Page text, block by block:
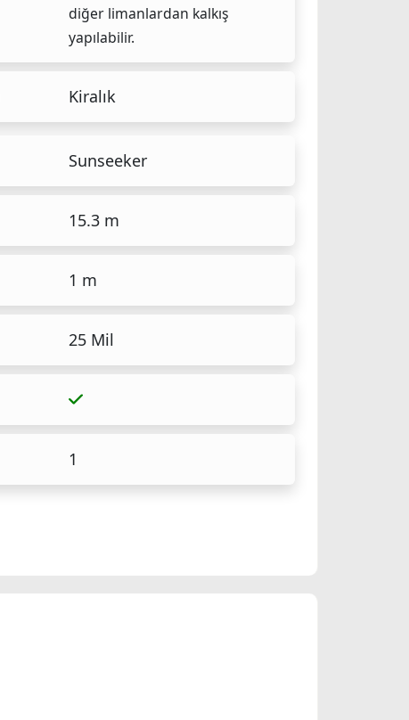
diğer limanlardan kalkış
yapılabilir.
Kiralık
Sunseeker
15.3 m
1 m
25 Mil
1